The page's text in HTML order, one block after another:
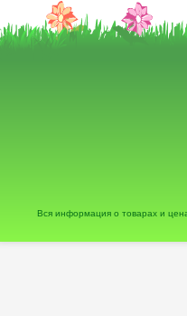
Вся информация о товарах и